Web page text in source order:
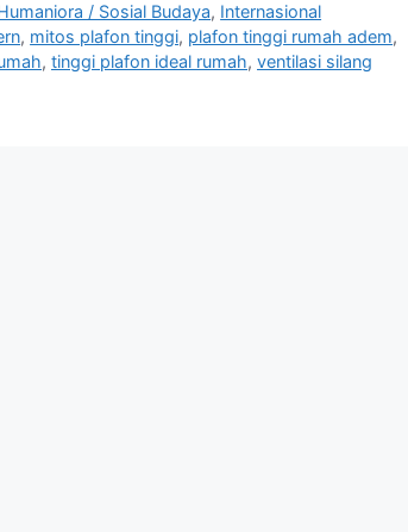
/ Sosial Budaya, Internasional
, mitos plafon tinggi, plafon tinggi rumah adem,
, tinggi plafon ideal rumah, ventilasi silang